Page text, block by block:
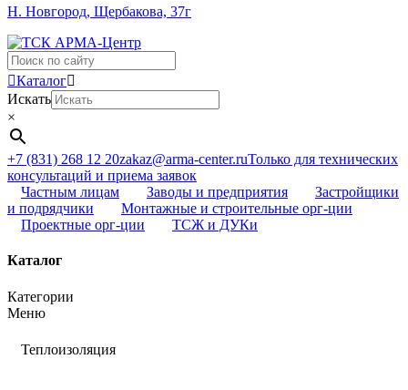
Н. Новгород, Щербакова, 37г
Поиск
...Каталог
Искать
×
+7 (831) 268 12 20zakaz@arma-center.ruТолько для технических
консультаций и приема заявок
Частным лицам
Заводы и предприятия
Застройщики
и подрядчики
Монтажные и строительные орг-ции
Проектные орг-ции
ТСЖ и ДУКи
Каталог
Категории
Меню
Теплоизоляция